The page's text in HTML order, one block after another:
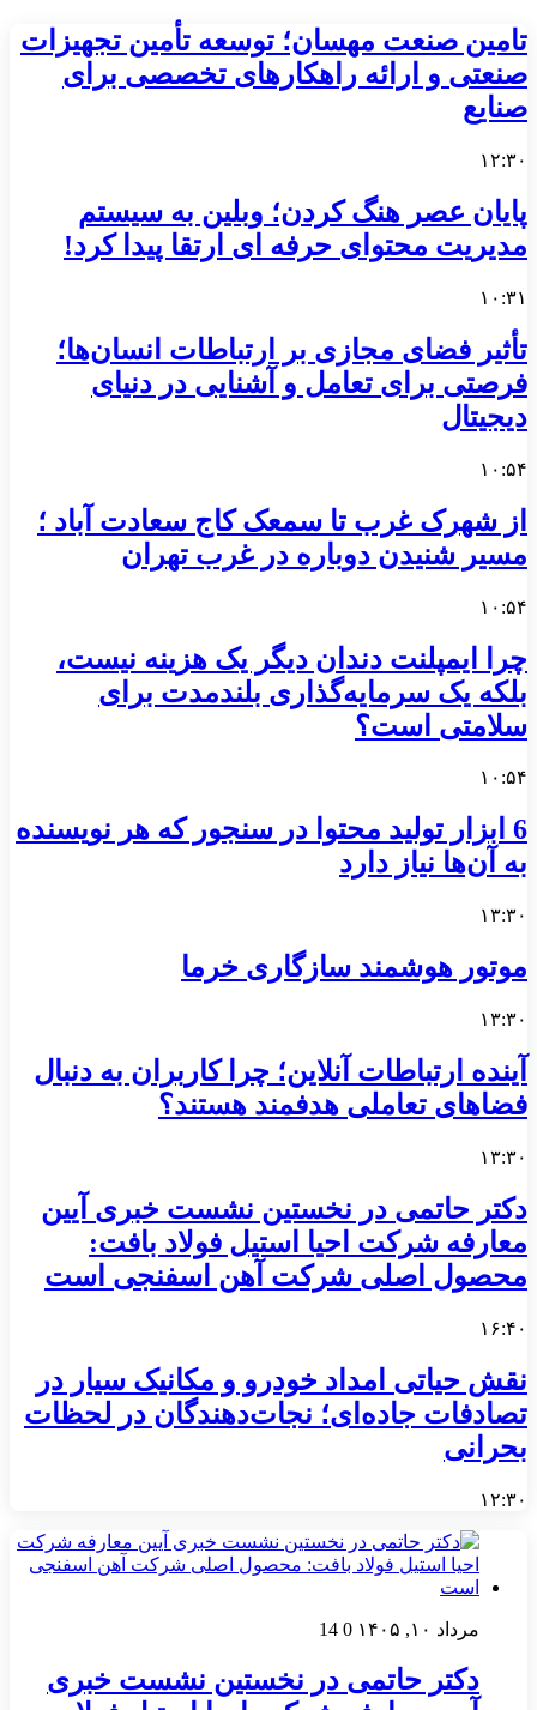
تامین صنعت مهسان؛ توسعه تأمین تجهیزات
صنعتی و ارائه راهکارهای تخصصی برای
صنایع
۱۲:۳۰
پایان عصر هنگ کردن؛ وبلین به سیستم
مدیریت محتوای حرفه ای ارتقا پیدا کرد!
۱۰:۳۱
تأثیر فضای مجازی بر ارتباطات انسان‌ها؛
فرصتی برای تعامل و آشنایی در دنیای
دیجیتال
۱۰:۵۴
از شهرک غرب تا سمعک کاج سعادت آباد ؛
مسیر شنیدن دوباره در غرب تهران
۱۰:۵۴
چرا ایمپلنت دندان دیگر یک هزینه نیست،
بلکه یک سرمایه‌گذاری بلندمدت برای
سلامتی است؟
۱۰:۵۴
6 ابزار تولید محتوا در سنجور که هر نویسنده
به آن‌ها نیاز دارد
۱۳:۳۰
موتور هوشمند سازگاری خرما
۱۳:۳۰
آینده ارتباطات آنلاین؛ چرا کاربران به دنبال
فضاهای تعاملی هدفمند هستند؟
۱۳:۳۰
دکتر حاتمی در نخستین نشست خبری آیین
معارفه شرکت احیا استیل فولاد بافت:
محصول اصلی شرکت آهن اسفنجی است
۱۶:۴۰
نقش حیاتی امداد خودرو و مکانیک سیار در
تصادفات جاده‌ای؛ نجات‌دهندگان در لحظات
بحرانی
۱۲:۳۰
مرداد ۱۰, ۱۴۰۵ 0
14
دکتر حاتمی در نخستین نشست خبری